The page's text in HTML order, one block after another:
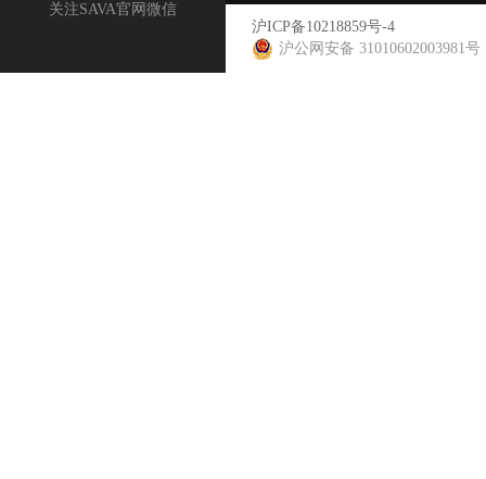
关注SAVA官网微信
沪ICP备10218859号-4
沪公网安备 31010602003981号